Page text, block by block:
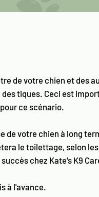
de votre chien et des
tiques. Ceci est
ce scénario.
votre chien à long
le toilettage, selon
chez Kate's K9
à l'avance.